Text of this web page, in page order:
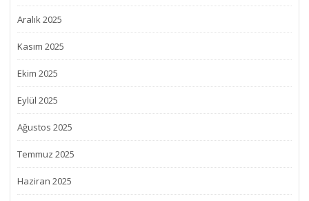
Aralık 2025
Kasım 2025
Ekim 2025
Eylül 2025
Ağustos 2025
Temmuz 2025
Haziran 2025